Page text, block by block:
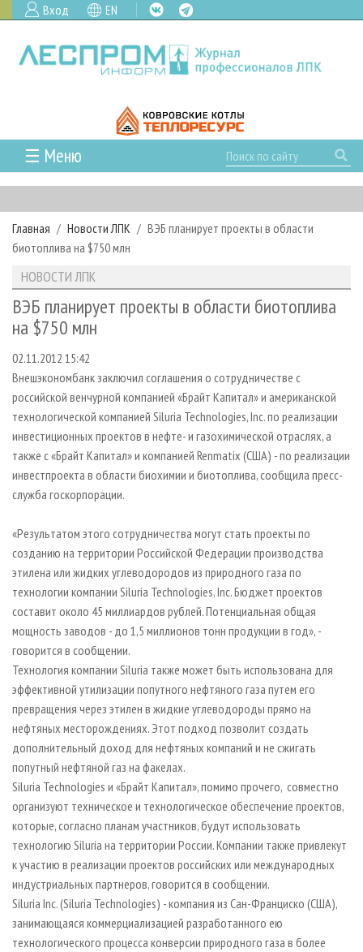
Вход EN
☰ Меню
ГЛАВНАЯ
РУБРИКИ И ТЕМЫ
РУБРИКИ ЖУРНАЛА
ЛЕСОЗАГОТОВКА
ЛЕСОПИЛЕНИЕ
СУШКА ДРЕВЕСИНЫ
ПРОИЗВОДСТВО ДРЕВЕСНЫХ ПЛИТ
ДЕРЕВЯННОЕ ДОМОСТРОЕНИЕ
ПРОИЗВОДСТВО МЕБЕЛИ
БИОЭНЕРГЕТИКА
ИНСТРУМЕНТ И МАТЕРИАЛЫ
НОВОСТИ
НОВОСТИ ЛПК
НОВОСТИ ЖУРНАЛА
ПРОЕКТЫ ЛПИ
АНАЛИТИКА
ПРЕДПРИЯТИЯ ЛПК
ПЕРСОНЫ
МОБИЛЬНЫЕ ВЫСТАВКИ
ОФИЦИАЛЬНЫЕ ДЕЛЕГАЦИИ
ПРИОРИТЕТНЫЕ ИНВЕСТПРОЕКТЫ
RUSSIAN FORESTRY REVIEW
БИБЛИОТЕКА СПЕЦИАЛИСТА
АРХИВ
АРХИВ ЖУРНАЛОВ
О ЖУРНАЛЕ
ПОДПИСКА
КОНТАКТЫ
РЕКЛАМОДАТЕЛЯМ
РЕКЛАМА
РЕКЛАМА НА САЙТЕ
Главная Новости ЛПК
ВЭБ планирует проекты в области
биотоплива на $750 млн
НОВОСТИ ЛПК
ВЭБ планирует проекты в области биотоплива
на $750 млн
02.11.2012 15:42
Внешэкономбанк заключил соглашения о сотрудничестве с
российской венчурной компанией «Брайт Капитал» и американской
технологической компанией Siluria Technologies, Inc. по реализации
инвестиционных проектов в нефте- и газохимической отраслях, а
также с «Брайт Капитал» и компанией Renmatix (США) - по реализации
инвестпроекта в области биохимии и биотоплива, сообщила пресс-
служба госкорпорации.
«Результатом этого сотрудничества могут стать проекты по
созданию на территории Российской Федерации производства
этилена или жидких углеводородов из природного газа по
технологии компании Siluria Technologies, Inc. Бюджет проектов
составит около 45 миллиардов рублей. Потенциальная общая
мощность заводов - до 1,5 миллионов тонн продукции в год», -
говорится в сообщении.
Технология компании Siluria также может быть использована для
эффективной утилизации попутного нефтяного газа путем его
превращения через этилен в жидкие углеводороды прямо на
нефтяных месторождениях. Этот подход позволит создать
дополнительный доход для нефтяных компаний и не сжигать
попутный нефтяной газ на факелах.
Siluria Technologies и «Брайт Капитал», помимо прочего, совместно
организуют техническое и технологическое обеспечение проектов,
которые, согласно планам участников, будут использовать
технологию Siluria на территории России. Компании также привлекут
к участию в реализации проектов российских или международных
индустриальных партнеров, говорится в сообщении.
Siluria Inc. (Siluria Technologies) - компания из Сан-Франциско (США),
занимающаяся коммерциализацией разработанного ею
технологического процесса конверсии природного газа в более